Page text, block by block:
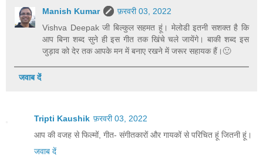
Manish Kumar
फ़रवरी 03, 2022
Vishva Deepak जी बिल्कुल सहमत हूं। मेलोडी इतनी सशक्त है कि
आप बिना शब्द सुने ही इस गीत तक खिंचे चले जायेंगे। बाकी शब्द इस
जुड़ाव को देर तक आपके मन में बनाए रखने में जरूर सहायक हैं।🙂
जवाब दें
Tripti Kaushik फ़रवरी 03, 2022
आप की वजह से फिल्मों, गीत- संगीतकारों और गायकों से परिचित हूं जितनी हूं।
जवाब दें